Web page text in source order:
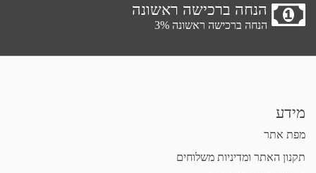
הנחה ברכישה ראשונה
הנחה ברכישה ראשונה 3%
מידע
מפת אתר
תקנון האתר ומדיניות משלוחים